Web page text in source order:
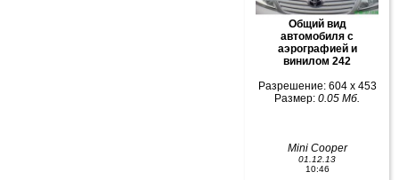
Общий вид
автомобиля с
аэрографией и
винилом 242
Разрешение: 604 x 453
Размер: 0.05 Мб.
Mini Cooper
01.12.13
10:46